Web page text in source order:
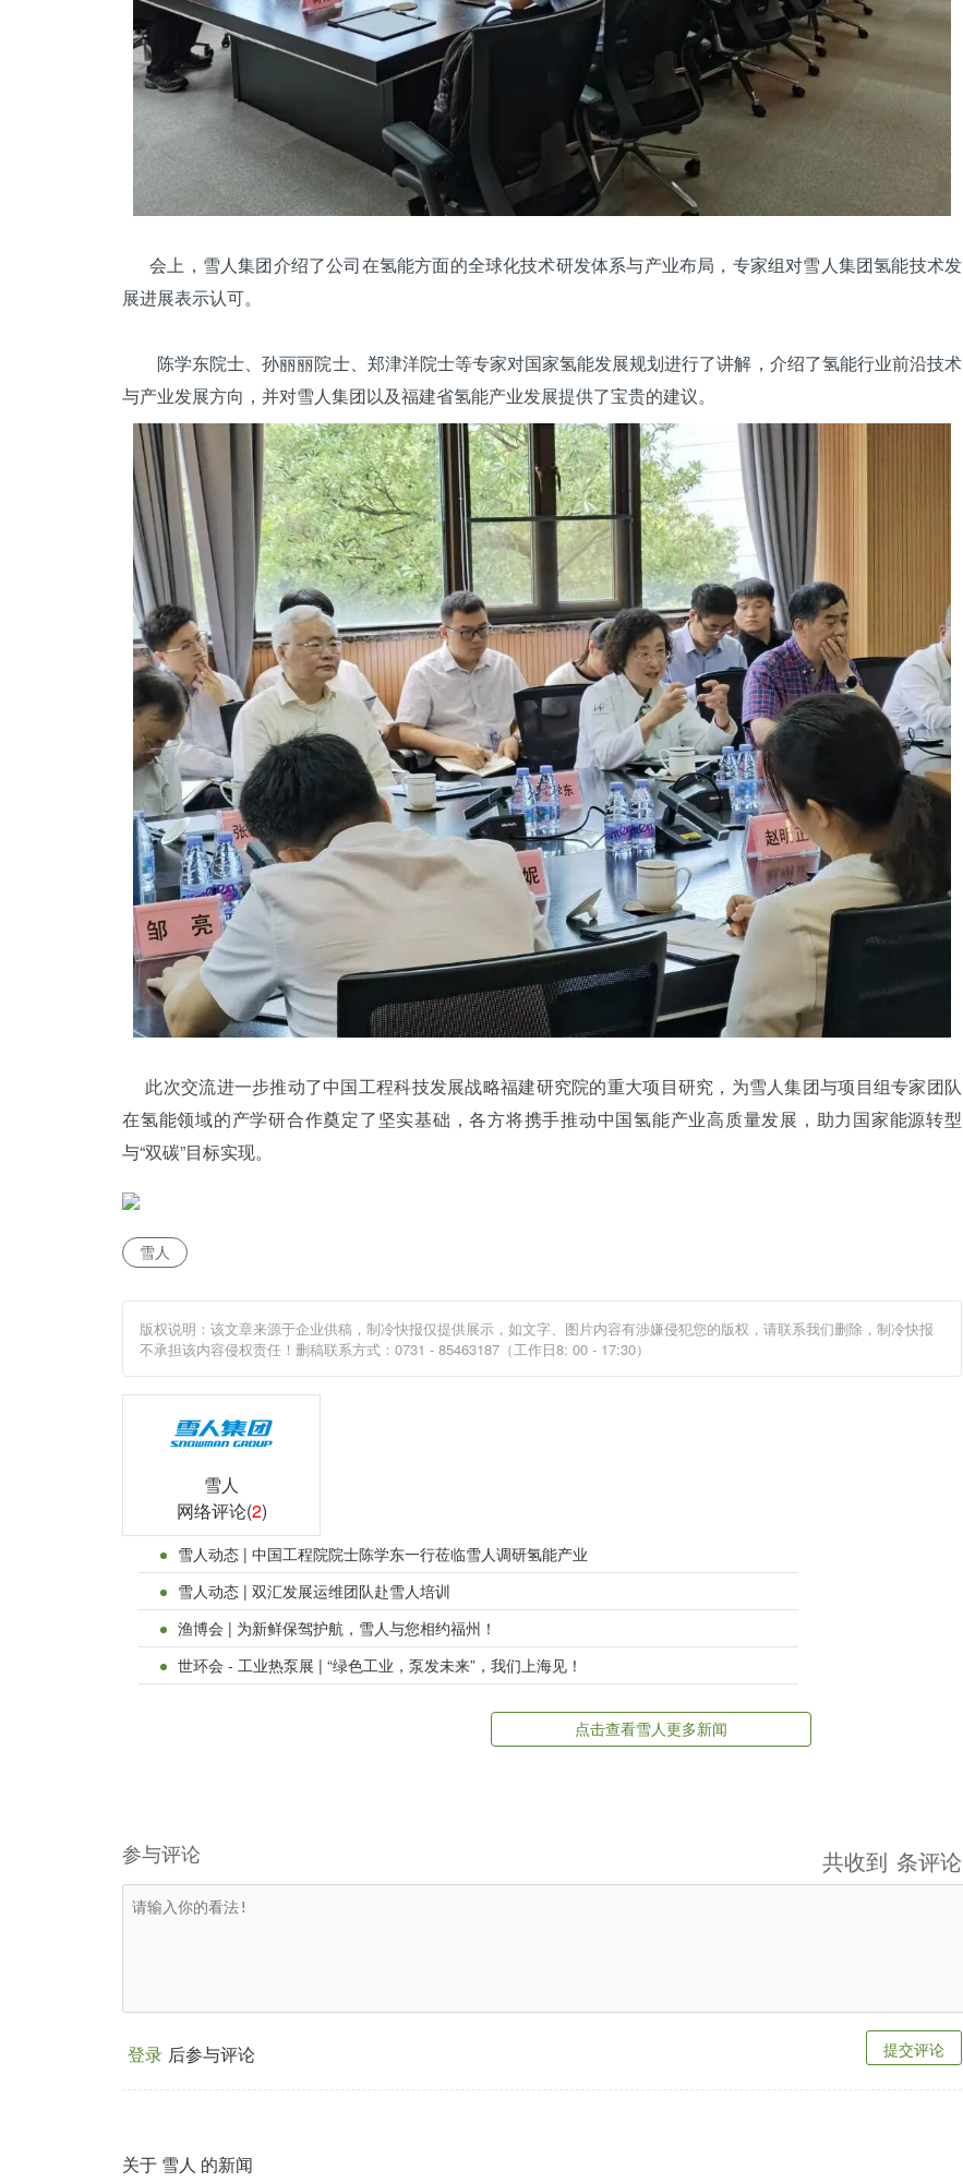
会上，雪人集团介绍了公司在氢能方面的全球化技术研发体系与产业布局，专家组对雪人集团氢能技术发
展进展表示认可。
陈学东院士、孙丽丽院士、郑津洋院士等专家对国家氢能发展规划进行了讲解，介绍了氢能行业前沿技术
与产业发展方向，并对雪人集团以及福建省氢能产业发展提供了宝贵的建议。
此次交流进一步推动了中国工程科技发展战略福建研究院的重大项目研究，为雪人集团与项目组专家团队
在氢能领域的产学研合作奠定了坚实基础，各方将携手推动中国氢能产业高质量发展，助力国家能源转型
与“双碳”目标实现。
雪人
版权说明：该文章来源于企业供稿，制冷快报仅提供展示，如文字、图片内容有涉嫌侵犯您的版权，请联系我们删除，制冷快报
不承担该内容侵权责任！删稿联系方式：0731 - 85463187（工作日8: 00 - 17:30）
雪人
网络评论(2)
雪人动态 | 中国工程院院士陈学东一行莅临雪人调研氢能产业
雪人动态 | 双汇发展运维团队赴雪人培训
渔博会 | 为新鲜保驾护航，雪人与您相约福州！
世环会 - 工业热泵展 | “绿色工业，泵发未来”，我们上海见！
点击查看雪人更多新闻
参与评论 共收到 条评论
提交评论
登录 后参与评论
关于 雪人 的新闻